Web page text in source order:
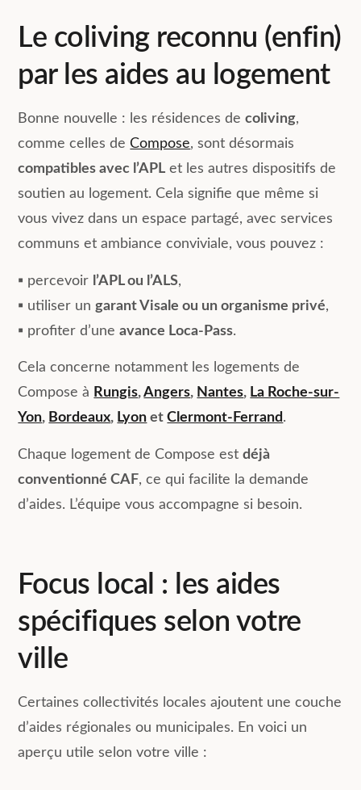
Le coliving reconnu (enfin)
par les aides au logement
Bonne nouvelle : les résidences decoliving,
comme celles deCompose, sont désormais
compatibles avec l’APL et les autres dispositifs de
soutien au logement. Cela signifie que même si
vous vivez dans un espace partagé, avec services
communs et ambiance conviviale, vous pouvez :
▪️ percevoir l’APL ou l’ALS,
▪️ utiliser ungarant Visale ou un organisme privé,
▪️ profiter d’uneavance Loca-Pass.
Cela concerne notamment les logements de
Compose à Rungis,Angers, Nantes, La Roche-sur-
Yon, Bordeaux, Lyon etClermont-Ferrand.
Chaque logement de Compose estdéjà
conventionné CAF, ce qui facilite la demande
d’aides. L’équipe vous accompagne si besoin.
Focus local : les aides
spécifiques selon votre
ville
Certaines collectivités locales ajoutent une couche
d’aides régionales ou municipales. En voici un
aperçu utile selon votre ville :